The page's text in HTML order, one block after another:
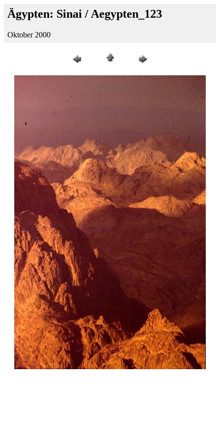
Ägypten: Sinai / Aegypten_123
Oktober 2000